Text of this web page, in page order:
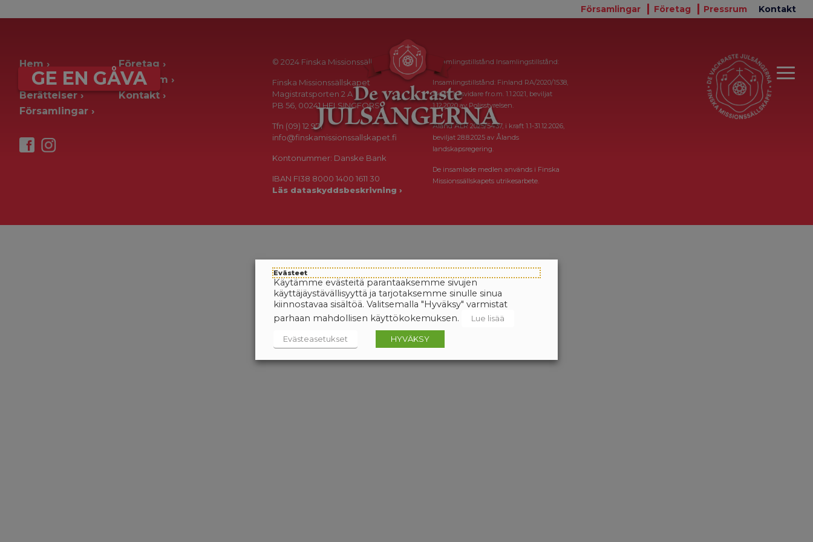
Församlingar Företag Pressrum Kontakt
GE EN GÅVA
Hem
Ge en gåva
Berättelser
Församlingar
Företag
Pressrum
Kontakt
© 2024 Finska Missionssällskapet
Finska Missionssällskapet
Magistratsporten 2 A
PB 56, 00241 HELSINGFORS
Tfn (09) 12 971
info@finskamissionssallskapet.fi
Kontonummer: Danske Bank
IBAN FI38 8000 1400 1611 30
Läs dataskyddsbeskrivning ›
Insamlingstillstånd Insamlingstillstånd:
Insamlingstillstånd: Finland RA/2020/1538,
i kraft tillsvidare fr.o.m. 1.1.2021, beviljat
1.12.2020 av Polisstyrelsen.
Åland ÅLR 2025/5437, i kraft 1.1-31.12.2026,
beviljat 28.8.2025 av Ålands
landskapsregering.
De insamlade medlen används i Finska
Missionssällskapets utrikesarbete.
Evästeet
Käytämme evästeitä parantaaksemme sivujen
käyttäjäystävällisyyttä ja tarjotaksemme sinulle sinua
kiinnostavaa sisältöä. Valitsemalla "Hyväksy" varmistat
parhaan mahdollisen käyttökokemuksen.
Lue lisää
Evästeasetukset HYVÄKSY